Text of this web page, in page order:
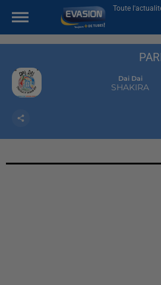
Toute
Dai Dai
SHAKIRA